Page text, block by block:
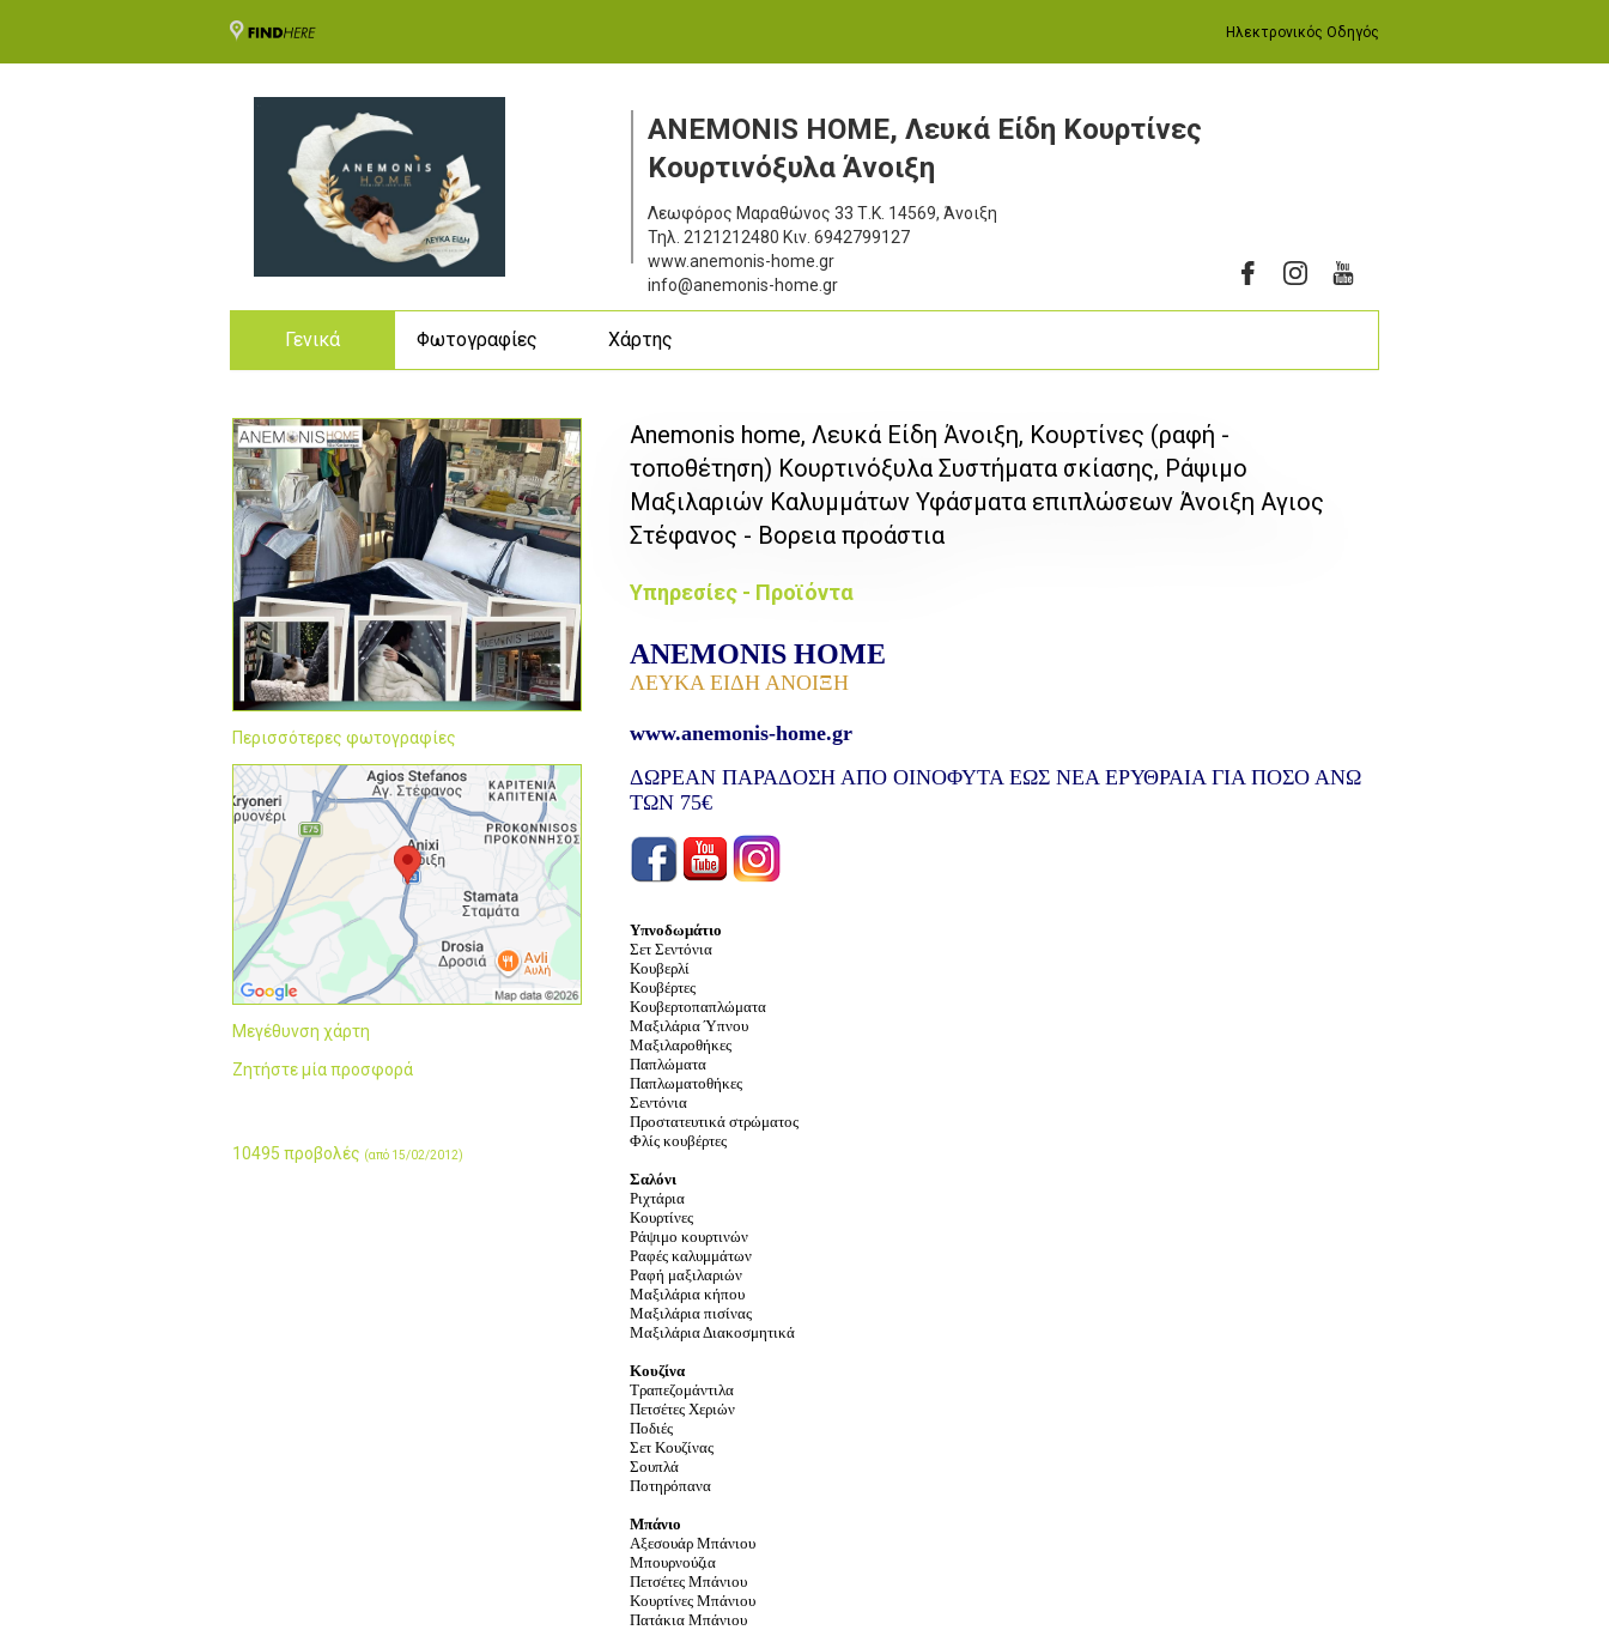
Ηλεκτρονικός Οδηγός
ANEMONIS HOME, Λευκά Είδη Κουρτίνες
Κουρτινόξυλα Άνοιξη
Λεωφόρος Μαραθώνος 33 Τ.Κ. 14569, Άνοιξη
Τηλ. 2121212480 Κιν. 6942799127
www.anemonis-home.gr
info@anemonis-home.gr
Γενικά Φωτογραφίες Χάρτης
Περισσότερες φωτογραφίες
Μεγέθυνση χάρτη
Ζητήστε μία προσφορά
10495 προβολές (από 15/02/2012)
Anemonis home, Λευκά Είδη Άνοιξη, Κουρτίνες (ραφή -
τοποθέτηση) Κουρτινόξυλα Συστήματα σκίασης, Ράψιμο
Μαξιλαριών Καλυμμάτων Υφάσματα επιπλώσεων Άνοιξη Αγιος
Στέφανος - Βορεια προάστια
Υπηρεσίες - Προϊόντα
ANEMONIS HOME
ΛΕΥΚΑ ΕΙΔΗ ΑΝΟΙΞΗ
www.anemonis-home.gr
ΔΩΡΕΑΝ ΠΑΡΑΔΟΣΗ ΑΠΟ ΟΙΝΟΦΥΤΑ ΕΩΣ ΝΕΑ ΕΡΥΘΡΑΙΑ ΓΙΑ ΠΟΣΟ ΑΝΩ
ΤΩΝ 75€
Υπνοδωμάτιο
Σετ Σεντόνια
Κουβερλί
Κουβέρτες
Κουβερτοπαπλώματα
Μαξιλάρια Ύπνου
Μαξιλαροθήκες
Παπλώματα
Παπλωματοθήκες
Σεντόνια
Προστατευτικά στρώματος
Φλίς κουβέρτες
Σαλόνι
Ριχτάρια
Κουρτίνες
Ράψιμο κουρτινών
Ραφές καλυμμάτων
Ραφή μαξιλαριών
Μαξιλάρια κήπου
Μαξιλάρια πισίνας
Μαξιλάρια Διακοσμητικά
Κουζίνα
Τραπεζομάντιλα
Πετσέτες Χεριών
Ποδιές
Σετ Κουζίνας
Σουπλά
Ποτηρόπανα
Μπάνιο
Αξεσουάρ Μπάνιου
Μπουρνούζια
Πετσέτες Μπάνιου
Κουρτίνες Μπάνιου
Πατάκια Μπάνιου